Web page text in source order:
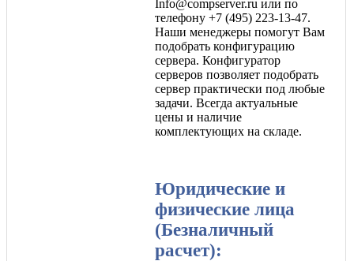
Info@compserver.ru или по
телефону +7 (495) 223-13-47.
Наши менеджеры помогут Вам
подобрать конфигурацию
сервера. Конфигуратор
серверов позволяет подобрать
сервер практически под любые
задачи. Всегда актуальные
цены и наличие
комплектующих на складе.
Юридические и
физические лица
(Безналичный
расчет):